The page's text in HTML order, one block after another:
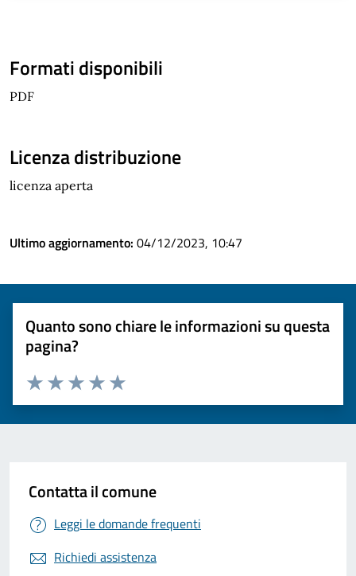
Formati disponibili
PDF
Licenza distribuzione
licenza aperta
Ultimo aggiornamento: 04/12/2023, 10:47
Quanto sono chiare le informazioni su questa
pagina?
Valuta 5 stelle su 5
Valuta 4 stelle su 5
Valuta 3 stelle su 5
Valuta 2 stelle su 5
Valuta 1 stelle su 5
Contatta il comune
Leggi le domande frequenti
Richiedi assistenza